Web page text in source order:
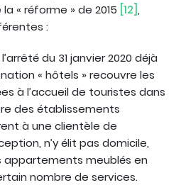
« réforme » de 2015 [12] ,
:
du 31 janvier 2020 déjà
« hôtels » recouvre les
à l’accueil de touristes dans
des établissements
à une clientèle de
n’y élit pas domicile,
appartements meublés en
nombre de services.